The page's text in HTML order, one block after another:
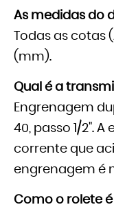
As medidas do
Todas as cotas
(mm).
Qual é a
Engrenagem
40, passo 1/2".
corrente que
engrenagem é
Como o rolete